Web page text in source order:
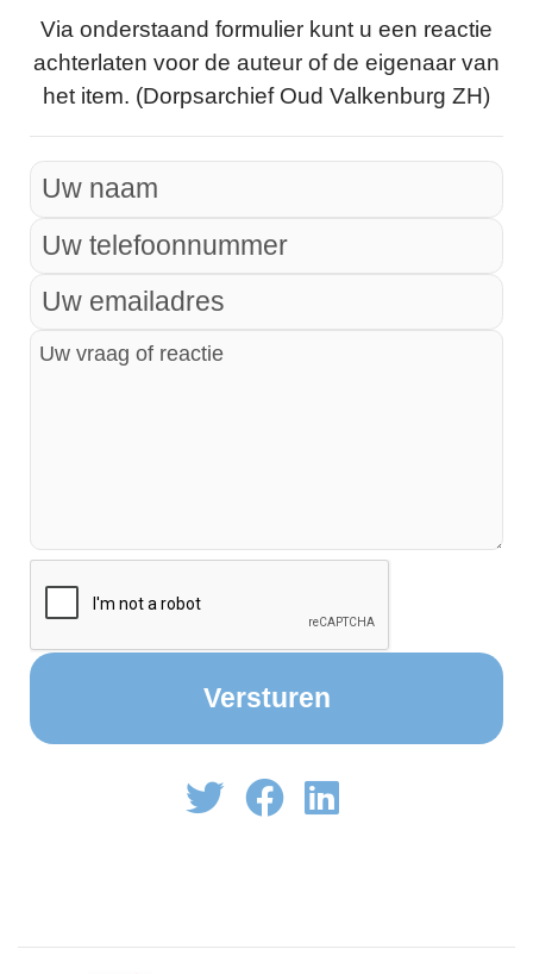
Via onderstaand formulier kunt u een reactie
achterlaten voor de auteur of de eigenaar van
het item. (Dorpsarchief Oud Valkenburg ZH)